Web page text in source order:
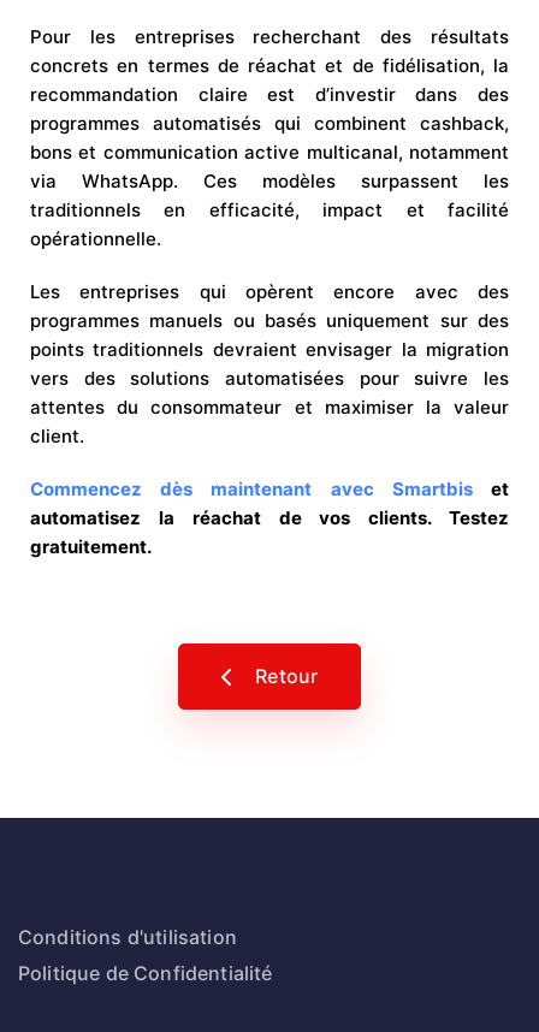
Pour les entreprises recherchant des résultats
concrets en termes de réachat et de fidélisation, la
recommandation claire est d’investir dans des
programmes automatisés qui combinent cashback,
bons et communication active multicanal, notamment
via WhatsApp. Ces modèles surpassent les
traditionnels en efficacité, impact et facilité
opérationnelle.
Les entreprises qui opèrent encore avec des
programmes manuels ou basés uniquement sur des
points traditionnels devraient envisager la migration
vers des solutions automatisées pour suivre les
attentes du consommateur et maximiser la valeur
client.
Commencez dès maintenant avec Smartbiset
automatisez la réachat de vos clients. Testez
gratuitement.
Retour
Conditions d'utilisation
Politique de Confidentialité